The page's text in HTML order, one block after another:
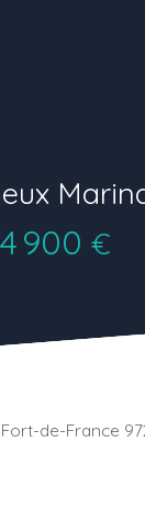
900 €
de-France